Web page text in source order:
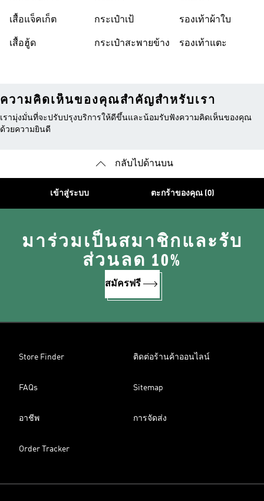
เสื้อแจ็คเก็ต
เสื้อฮู้ด
กระเป๋าเป้
กระเป๋าสะพายข้าง
รองเท้าผ้าใบ
รองเท้าแตะ
ความคิดเห็นของคุณสำคัญสำหรับเรา
เรามุ่งมั่นที่จะปรับปรุงบริการให้ดีขึ้นและน้อมรับฟังความคิดเห็นของคุณ
ด้วยความยินดี
กลับไปด้านบน
เข้าสู่ระบบ ตะกร้าของคุณ (0)
มาร่วมเป็นสมาชิกและรับ
ส่วนลด 10%
สมัครฟรี
Store Finder ติดต่อร้านค้าออนไลน์
FAQs Sitemap
อาชีพ การจัดส่ง
Order Tracker